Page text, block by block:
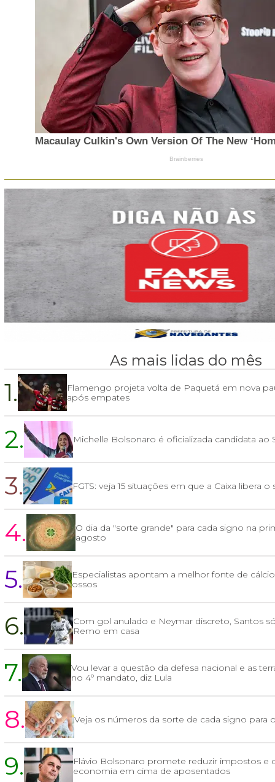
As mais lidas do mês
1.
Flamengo projeta volta de Paquetá em nova
após empates
2. Michelle Bolsonaro é oficializada candidata ao
3. FGTS: veja 15 situações em que a Caixa libera
4.
O dia da "sorte grande" para cada signo na
agosto
5.
Especialistas apontam a melhor fonte de
ossos
6.
Com gol anulado e Neymar discreto, Santos
Remo em casa
7.
Vou levar a questão da defesa nacional e as
no 4º mandato, diz Lula
8. Veja os números da sorte de cada signo para
9.
Flávio Bolsonaro promete reduzir impostos e
economia em cima de aposentados